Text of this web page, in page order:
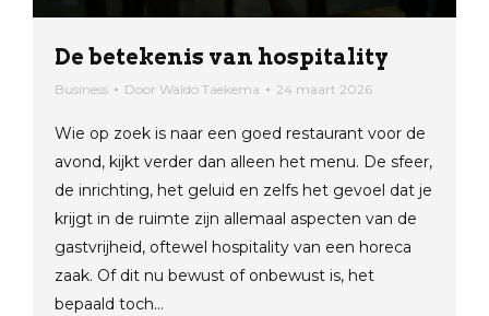
De betekenis van hospitality
Business Door Waldo Taekema 24 maart 2026
Wie op zoek is naar een goed restaurant voor de
avond, kijkt verder dan alleen het menu. De sfeer,
de inrichting, het geluid en zelfs het gevoel dat je
krijgt in de ruimte zijn allemaal aspecten van de
gastvrijheid, oftewel hospitality van een horeca
zaak. Of dit nu bewust of onbewust is, het
bepaald toch…